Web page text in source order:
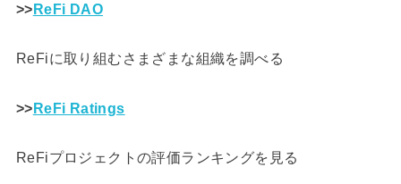
>>ReFi DAO
ReFiに取り組むさまざまな組織を調べる
>>ReFi Ratings
ReFiプロジェクトの評価ランキングを見る